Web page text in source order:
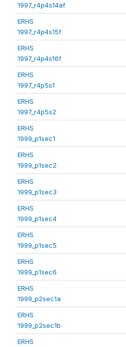
1997_r4p4s14af
ERHS
1997_r4p4s15f
ERHS
1997_r4p4s16f
ERHS
1997_r4p5s1
ERHS
1997_r4p5s2
ERHS
1999_p1sec1
ERHS
1999_p1sec2
ERHS
1999_p1sec3
ERHS
1999_p1sec4
ERHS
1999_p1sec5
ERHS
1999_p1sec6
ERHS
1999_p2sec1a
ERHS
1999_p2sec1b
ERHS